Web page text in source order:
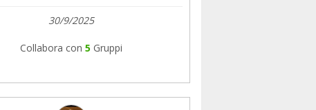
30/9/2025
Collabora con 5 Gruppi